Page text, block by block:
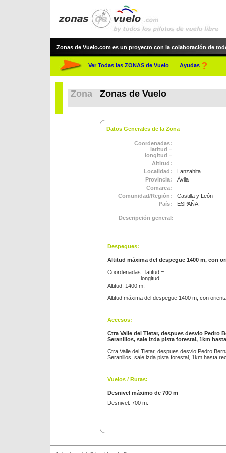
Zonas de Vuelo.com es un proyecto con la colaboración de
Ver Todas las ZONAS de Vuelo Ayudas ?
Zona Zonas de Vuelo
Datos Generales de la Zona
Coordenadas:
latitud =
longitud =
Altitud:
Localidad:
Lanzahita
Provincia:
Ávila
Comarca:
Comunidad/Región:
Castilla y León
País:
ESPAÑA
Descripción general:
Despegues:
Altitud máxima del despegue 1400 m, con
Coordenadas: latitud =
longitud =
Altitud: 1400 m.
Altitud máxima del despegue 1400 m, con
Accesos:
Ctra Valle del Tietar, despues desvio Pedro
Seranillos, sale izda pista forestal, 1km
Ctra Valle del Tietar, despues desvio Pedro
Seranillos, sale izda pista forestal, 1km hasta
Vuelos / Rutas:
Desnivel máximo de 700 m
Desnivel: 700 m.